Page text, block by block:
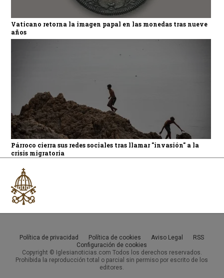
Vaticano retorna la imagen papal en las monedas tras nueve
años
Párroco cierra sus redes sociales tras llamar "invasión" a la
crisis migratoria
Política de privacidad Política de cookies Aviso Legal
RSS
Configuración de cookies
Copyright © Iglesianoticias.com Todos los derechos reservados.
Prohibida la reproducción total o parcial sin permiso por escrito de los
editores.